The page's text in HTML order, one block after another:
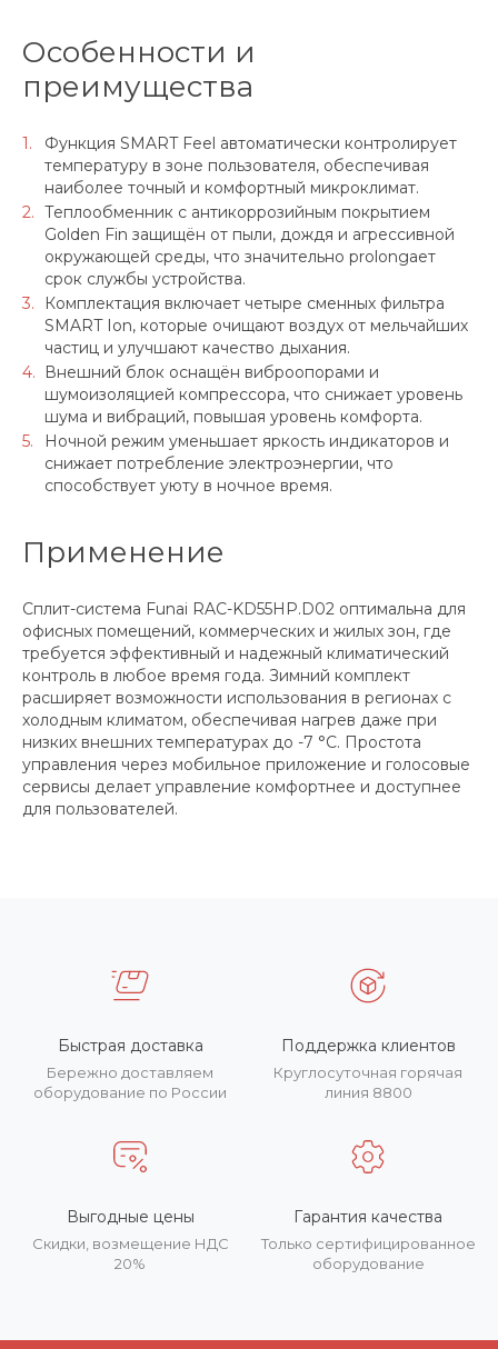
Особенности и
преимущества
Функция SMART Feel автоматически контролирует
температуру в зоне пользователя, обеспечивая
наиболее точный и комфортный микроклимат.
Теплообменник с антикоррозийным покрытием
Golden Fin защищён от пыли, дождя и агрессивной
окружающей среды, что значительно prolongает
срок службы устройства.
Комплектация включает четыре сменных фильтра
SMART Ion, которые очищают воздух от мельчайших
частиц и улучшают качество дыхания.
Внешний блок оснащён виброопорами и
шумоизоляцией компрессора, что снижает уровень
шума и вибраций, повышая уровень комфорта.
Ночной режим уменьшает яркость индикаторов и
снижает потребление электроэнергии, что
способствует уюту в ночное время.
Применение
Сплит-система Funai RAC-KD55HP.D02 оптимальна для
офисных помещений, коммерческих и жилых зон, где
требуется эффективный и надежный климатический
контроль в любое время года. Зимний комплект
расширяет возможности использования в регионах с
холодным климатом, обеспечивая нагрев даже при
низких внешних температурах до -7 °C. Простота
управления через мобильное приложение и голосовые
сервисы делает управление комфортнее и доступнее
для пользователей.
Быстрая доставка
Бережно доставляем
оборудование по России
Поддержка клиентов
Круглосуточная горячая
линия 8800
Выгодные цены
Скидки, возмещение НДС
20%
Гарантия качества
Только сертифицированное
оборудование